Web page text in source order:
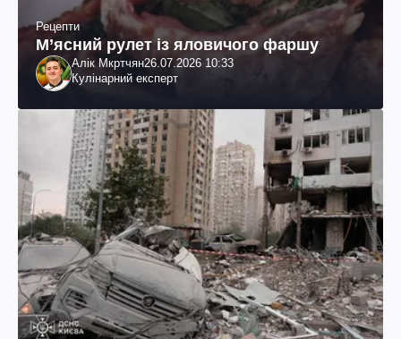
Рецепти
М’ясний рулет із яловичого фаршу
Алік Мкртчян26.07.2026 10:33
Кулінарний експерт